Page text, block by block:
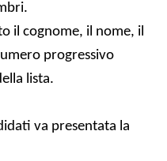
il cognome, il nome, il
progressivo
lista.
va presentata la